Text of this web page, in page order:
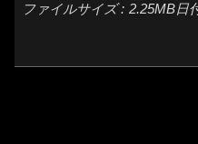
2.25MB